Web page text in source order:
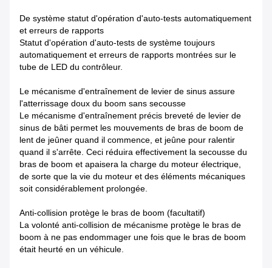
De système statut d'opération d'auto-tests automatiquement
et erreurs de rapports
Statut d'opération d'auto-tests de système toujours
automatiquement et erreurs de rapports montrées sur le
tube de LED du contrôleur.
Le mécanisme d'entraînement de levier de sinus assure
l'atterrissage doux du boom sans secousse
Le mécanisme d'entraînement précis breveté de levier de
sinus de bâti permet les mouvements de bras de boom de
lent de jeûner quand il commence, et jeûne pour ralentir
quand il s'arrête. Ceci réduira effectivement la secousse du
bras de boom et apaisera la charge du moteur électrique,
de sorte que la vie du moteur et des éléments mécaniques
soit considérablement prolongée.
Anti-collision protège le bras de boom (facultatif)
La volonté anti-collision de mécanisme protège le bras de
boom à ne pas endommager une fois que le bras de boom
était heurté en un véhicule.